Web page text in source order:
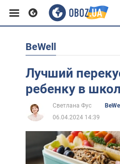
Европа
США
BeWell
Лучший
ребенку в
Светлана Фус
BeWell
06.04.2024 14:39